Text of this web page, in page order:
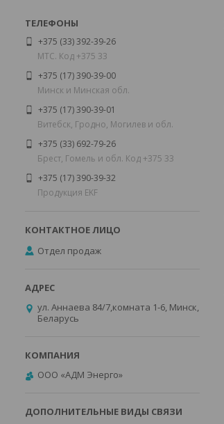
+375 (33) 392-39-26
МТС. Код +375 33
+375 (17) 390-39-00
Минск и Минская обл.
+375 (17) 390-39-01
Витебск, Гродно, Могилев и обл.
+375 (33) 692-79-26
Брест, Гомель и обл. Код +375 33
+375 (17) 390-39-32
Продукция EKF
Отдел продаж
ул. Аннаева 84/7,комната 1-6, Минск,
Беларусь
ООО «АДМ Энерго»